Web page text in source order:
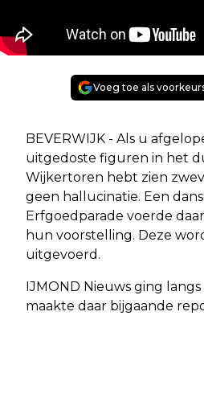
Voeg toe als
BEVERWIJK - Als u
uitgedoste figuren in het
Wijkertoren hebt zien
geen hallucinatie. Een
Erfgoedparade voerde
hun voorstelling. Deze
uitgevoerd.
IJMOND Nieuws ging
maakte daar bijgaande